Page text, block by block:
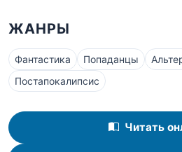
ЖАНРЫ
Фантастика Попаданцы
Постапокалипсис
Читать